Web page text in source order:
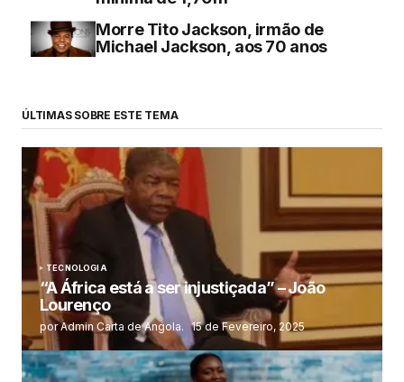
Morre Tito Jackson, irmão de
Michael Jackson, aos 70 anos
ÚLTIMAS SOBRE ESTE TEMA
TECNOLOGIA
“A África está a ser injustiçada” – João
Lourenço
por Admin Carta de Angola. 15 de Fevereiro, 2025